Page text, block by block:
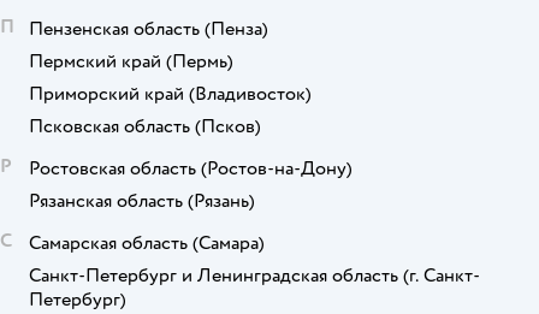
П
Пензенская область (Пенза)
Пермский край (Пермь)
Приморский край (Владивосток)
Псковская область (Псков)
Р
Ростовская область (Ростов-на-Дону)
Рязанская область (Рязань)
С
Самарская область (Самара)
Санкт-Петербург и Ленинградская область (г. Санкт-
Петербург)